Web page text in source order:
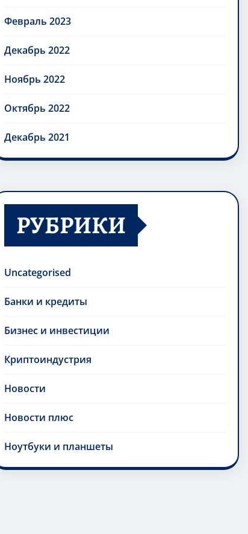
Февраль 2023
Декабрь 2022
Ноябрь 2022
Октябрь 2022
Декабрь 2021
РУБРИКИ
Uncategorised
Банки и кредиты
Бизнес и инвестиции
Криптоиндустрия
Новости
Новости плюс
Ноутбуки и планшеты